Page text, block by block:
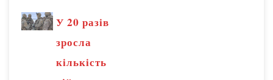
допомоги
працюють
паралельно, але з
2019 року буде
У 20 разів
зросла
кількість